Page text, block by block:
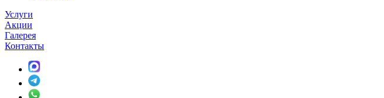
Услуги
Акции
Галерея
Контакты